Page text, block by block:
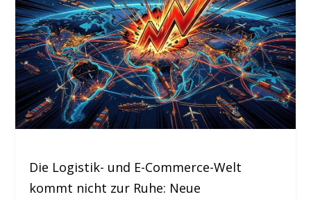
Die Logistik- und E-Commerce-Welt
kommt nicht zur Ruhe: Neue